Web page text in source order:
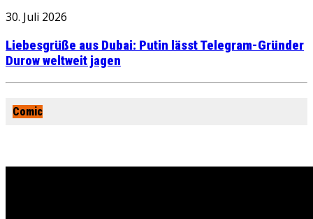
30. Juli 2026
Liebesgrüße aus Dubai: Putin lässt Telegram-Gründer
Durow weltweit jagen
Comic